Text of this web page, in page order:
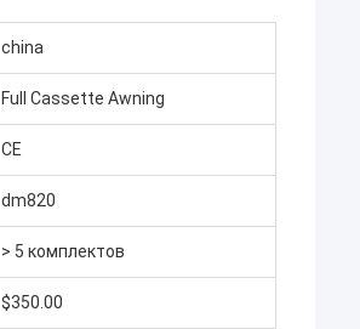
china
Full Cassette Awning
CE
dm820
> 5 комплектов
$350.00